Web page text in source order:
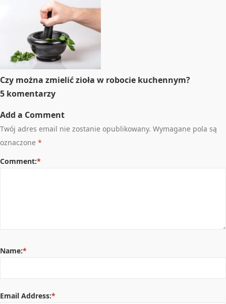
Czy można zmielić zioła w robocie kuchennym?
5 komentarzy
Add a Comment
Twój adres email nie zostanie opublikowany. Wymagane pola są
oznaczone *
Comment:*
Name:*
Email Address:*